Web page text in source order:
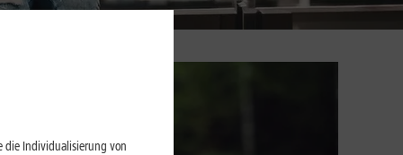
die Individualisierung von